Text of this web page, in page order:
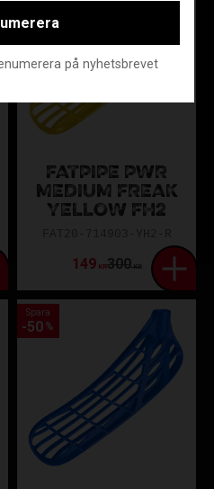
FATPIPE PWR
MEDIUM FREAK
YELLOW FH2
149KR300KR
Spara
50 %
på nyhetsbrevet